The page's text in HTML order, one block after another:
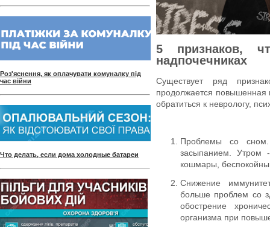
Роз'яснення, як оплачувати комуналку під
час війни
Что делать, если дома холодные батареи
5 признаков,
надпочечниках
Существует ряд
продолжается повышенная
обратиться к неврологу,
Проблемы со
засыпанием. Утром
кошмары,
Снижение
больше проблем со
обострение
организма при